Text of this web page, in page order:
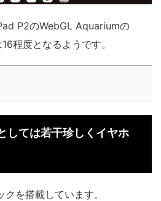
P2のWebGL Aquariumの
程度となるようです。
しては若干珍しくイヤホ
を搭載しています。